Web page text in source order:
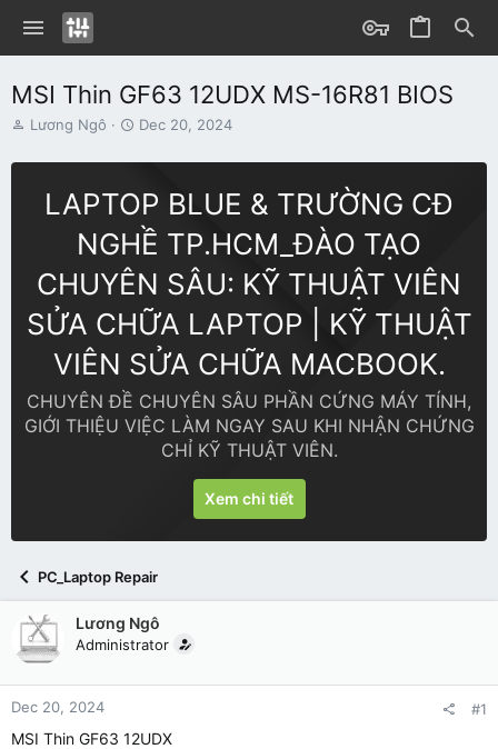
MSI Thin GF63 12UDX MS-16R81 BIOS
T
r
t
Lương Ngô
S
a
t
d
e
Dec 20, 2024
LAPTOP BLUE & TRƯỜNG CĐ
NGHỀ TP.HCM_ĐÀO TẠO
CHUYÊN SÂU: KỸ THUẬT VIÊN
SỬA CHỮA LAPTOP | KỸ THUẬT
VIÊN SỬA CHỮA MACBOOK.
CHUYÊN ĐỀ CHUYÊN SÂU PHẦN CỨNG MÁY TÍNH,
GIỚI THIỆU VIỆC LÀM NGAY SAU KHI NHẬN CHỨNG
CHỈ KỸ THUẬT VIÊN.
Xem chi tiết
PC_Laptop Repair
Lương Ngô
Administrator
Dec 20, 2024 #1
MSI Thin GF63 12UDX